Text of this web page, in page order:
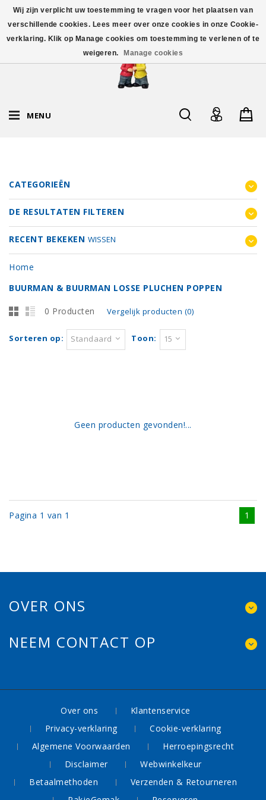
MENU
CATEGORIEËN
DE RESULTATEN FILTEREN
RECENT BEKEKEN WISSEN
Home
BUURMAN & BUURMAN LOSSE PLUCHEN POPPEN
0 Producten Vergelijk producten (0)
Sorteren op: Standaard Toon: 15
Geen producten gevonden!...
Pagina 1 van 1 1
OVER ONS
NEEM CONTACT OP
Over ons
Klantenservice
Privacy-verklaring
Cookie-verklaring
Algemene Voorwaarden
Herroepingsrecht
Disclaimer
Webwinkelkeur
Betaalmethoden
Verzenden & Retourneren
Wij zijn verplicht uw toestemming te vragen voor het plaatsen van
verschillende cookies. Lees meer over onze cookies in onze Cookie-
verklaring. Klik op Manage cookies om toestemming te verlenen of te
weigeren.
Manage cookies